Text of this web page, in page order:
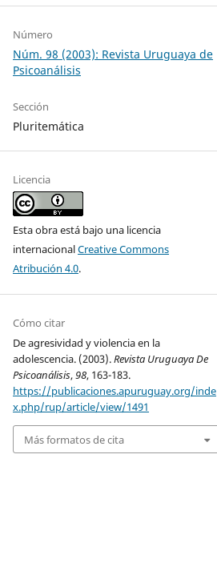
Número
Núm. 98 (2003): Revista Uruguaya de
Psicoanálisis
Sección
Pluritemática
Licencia
Esta obra está bajo una licencia
internacionalCreative Commons
Atribución 4.0.
Cómo citar
De agresividad y violencia en la
adolescencia. (2003).Revista Uruguaya De
Psicoanálisis,98, 163-183.
https://publicaciones.apuruguay.org/inde
x.php/rup/article/view/1491
Más formatos de cita